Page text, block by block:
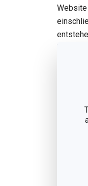
Website
Die
nach